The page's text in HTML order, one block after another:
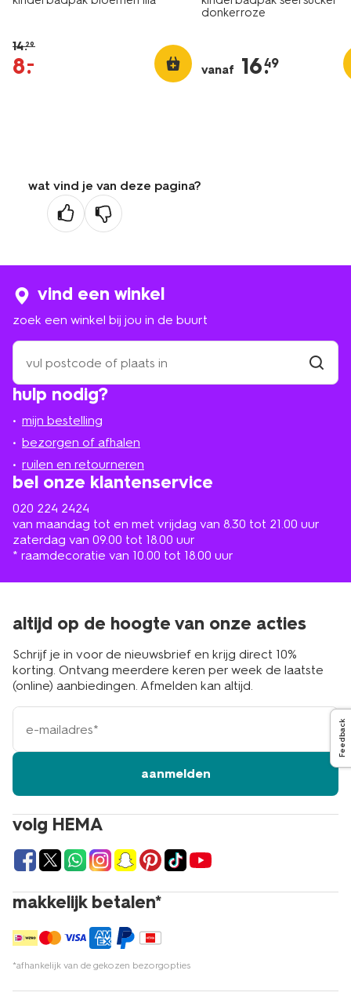
14.29
8.
–
donkerroze
vanaf 16.
49
wat vind je van deze pagina?
hulp nodig?
mijn bestelling
bezorgen of afhalen
ruilen en retourneren
bel onze klantenservice
020 224 2424
van maandag tot en met vrijdag van 8.30 tot 21.00 uur
zaterdag van 09.00 tot 18.00 uur
* raamdecoratie van 10.00 tot 18.00 uur
vind een winkel
zoek een winkel bij jou in de buurt
zoek
een
winkel
bij
in
de
buurt
volg HEMA
makkelijk betalen*
*afhankelijk van de gekozen bezorgopties
altijd op de hoogte van onze acties
Schrijf je in voor de nieuwsbrief en krijg direct 10%
korting. Ontvang meerdere keren per week de laatste
(online) aanbiedingen. Afmelden kan altijd.
e-
mailadres
aanmelden
Feedback